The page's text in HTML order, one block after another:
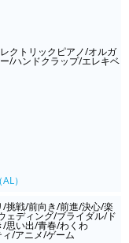
クトリックピアノ/オルガ
/ハンドクラップ/エレキベ
）
挑戦/前向き/前進/決心/楽
ェディング/ブライダル/ド
思い出/青春/わくわ
/アニメ/ゲーム